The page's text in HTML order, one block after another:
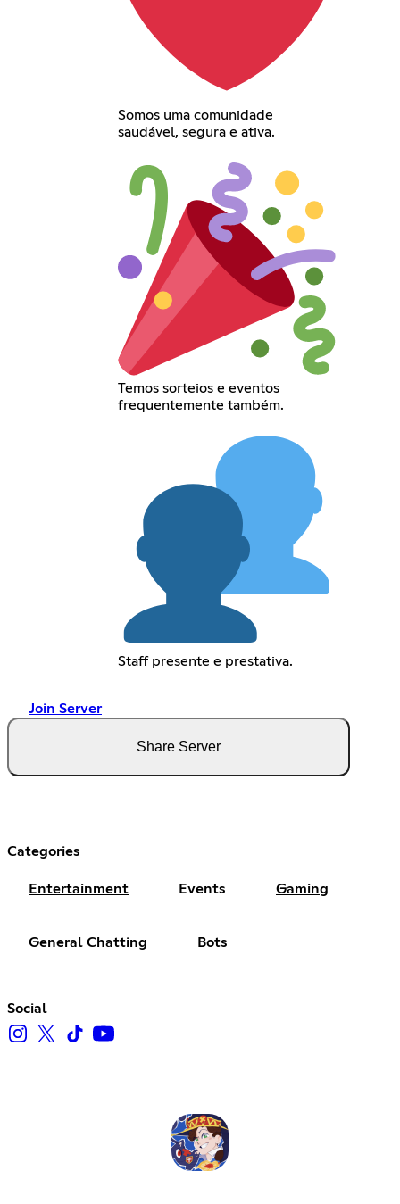
Somos uma comunidade
saudável, segura e ativa.
Temos sorteios e eventos
frequentemente também.
Staff presente e prestativa.
Join Server
Share Server
Categories
Entertainment Events Gaming
General Chatting Bots
Social